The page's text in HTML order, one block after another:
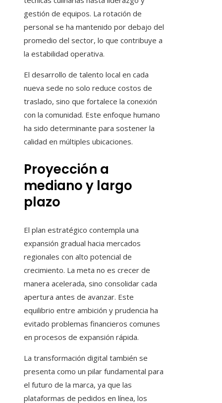
gestión de equipos. La rotación de
personal se ha mantenido por debajo del
promedio del sector, lo que contribuye a
la estabilidad operativa.
El desarrollo de talento local en cada
nueva sede no solo reduce costos de
traslado, sino que fortalece la conexión
con la comunidad. Este enfoque humano
ha sido determinante para sostener la
calidad en múltiples ubicaciones.
Proyección a
mediano y largo
plazo
El plan estratégico contempla una
expansión gradual hacia mercados
regionales con alto potencial de
crecimiento. La meta no es crecer de
manera acelerada, sino consolidar cada
apertura antes de avanzar. Este
equilibrio entre ambición y prudencia ha
evitado problemas financieros comunes
en procesos de expansión rápida.
La transformación digital también se
presenta como un pilar fundamental para
el futuro de la marca, ya que las
plataformas de pedidos en línea, los